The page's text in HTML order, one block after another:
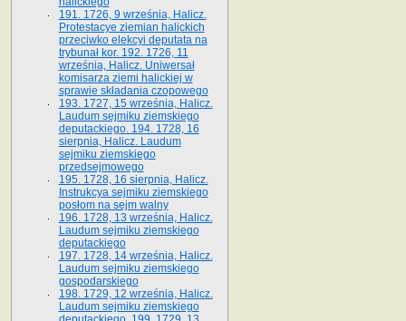
191. 1726, 9 września, Halicz.
Protestacye ziemian halickich
przeciwko elekcyi deputata na
trybunał kor. 192. 1726, 11
września, Halicz. Uniwersał
komisarza ziemi halickiej w
sprawie składania czopowego
193. 1727, 15 września, Halicz.
Laudum sejmiku ziemskiego
deputackiego. 194. 1728, 16
sierpnia, Halicz. Laudum
sejmiku ziemskiego
przedsejmowego
195. 1728, 16 sierpnia, Halicz.
Instrukcya sejmiku ziemskiego
posłom na sejm walny
196. 1728, 13 września, Halicz.
Laudum sejmiku ziemskiego
deputackiego
197. 1728, 14 września, Halicz.
Laudum sejmiku ziemskiego
gospodarskiego
198. 1729, 12 września, Halicz.
Laudum sejmiku ziemskiego